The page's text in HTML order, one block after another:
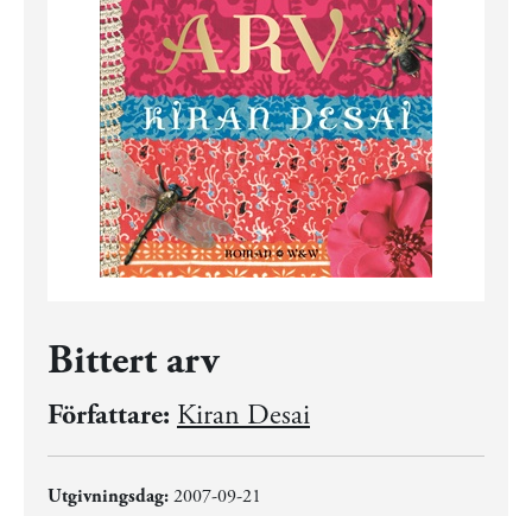
Bittert arv
Författare: Kiran Desai
Utgivningsdag:2007-09-21